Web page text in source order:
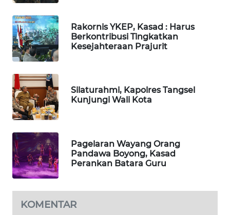
Rakornis YKEP, Kasad : Harus
Berkontribusi Tingkatkan
Kesejahteraan Prajurit
Silaturahmi, Kapolres Tangsel
Kunjungi Wali Kota
Pagelaran Wayang Orang
Pandawa Boyong, Kasad
Perankan Batara Guru
KOMENTAR
MAWAKA
ID
MARTABAT
PLN
WATCH
MKLI
LPKKI